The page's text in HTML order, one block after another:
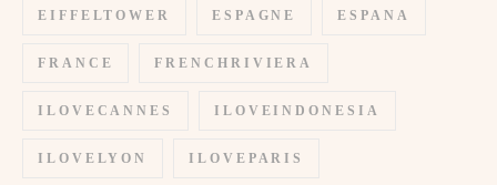
EIFFELTOWER ESPAGNE ESPANA
FRANCE FRENCHRIVIERA
ILOVECANNES ILOVEINDONESIA
ILOVELYON ILOVEPARIS